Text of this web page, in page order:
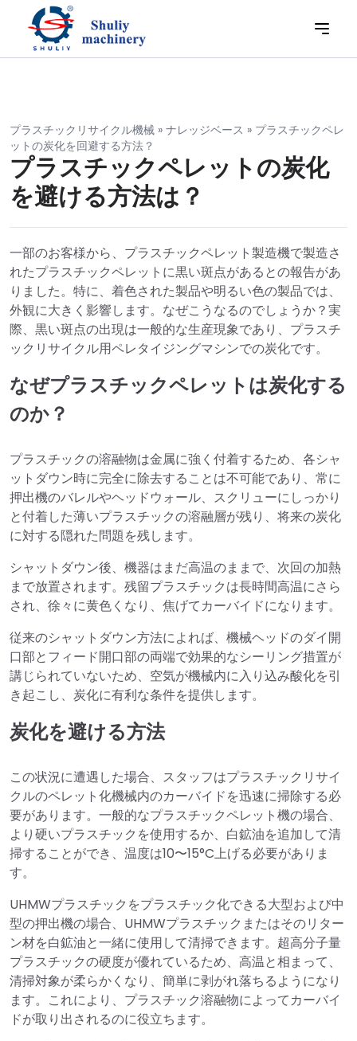
プラスチックリサイクル機械 » ナレッジベース » プラスチックペレ
ットの炭化を回避する方法？
プラスチックペレットの炭化
を避ける方法は？
一部のお客様から、プラスチックペレット製造機で製造さ
れたプラスチックペレットに黒い斑点があるとの報告があ
りました。特に、着色された製品や明るい色の製品では、
外観に大きく影響します。なぜこうなるのでしょうか？実
際、黒い斑点の出現は一般的な生産現象であり、プラスチ
ックリサイクル用ペレタイジングマシンでの炭化です。
なぜプラスチックペレットは炭化する
のか？
プラスチックの溶融物は金属に強く付着するため、各シャ
ットダウン時に完全に除去することは不可能であり、常に
押出機のバレルやヘッドウォール、スクリューにしっかり
と付着した薄いプラスチックの溶融層が残り、将来の炭化
に対する隠れた問題を残します。
シャットダウン後、機器はまだ高温のままで、次回の加熱
まで放置されます。残留プラスチックは長時間高温にさら
され、徐々に黄色くなり、焦げてカーバイドになります。
従来のシャットダウン方法によれば、機械ヘッドのダイ開
口部とフィード開口部の両端で効果的なシーリング措置が
講じられていないため、空気が機械内に入り込み酸化を引
き起こし、炭化に有利な条件を提供します。
炭化を避ける方法
この状況に遭遇した場合、スタッフはプラスチックリサイ
クルのペレット化機械内のカーバイドを迅速に掃除する必
要があります。一般的なプラスチックペレット機の場合、
より硬いプラスチックを使用するか、白鉱油を追加して清
掃することができ、温度は10〜15°C上げる必要がありま
す。
UHMWプラスチックをプラスチック化できる大型および中
型の押出機の場合、UHMWプラスチックまたはそのリター
ン材を白鉱油と一緒に使用して清掃できます。超高分子量
プラスチックの硬度が優れているため、高温と相まって、
清掃対象が柔らかくなり、簡単に剥がれ落ちるようになり
ます。これにより、プラスチック溶融物によってカーバイ
ドが取り出されるのに役立ちます。